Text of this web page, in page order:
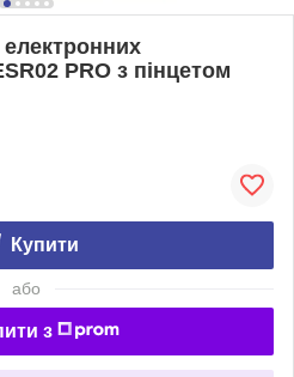
PRO з пінцетом
Купити
або
з